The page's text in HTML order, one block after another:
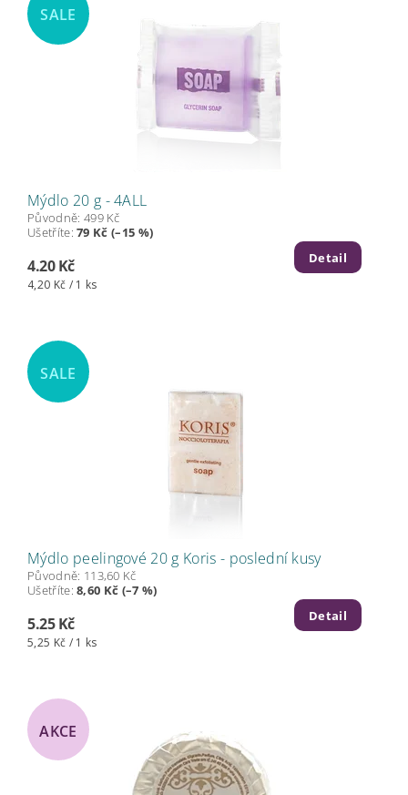
SALE
Mýdlo 20 g - 4ALL
Původně: 499 Kč
Ušetříte:79 Kč (–15 %)
4.20 Kč
4,20 Kč / 1 ks
Detail
SALE
Mýdlo peelingové 20 g Koris - poslední kusy
Původně: 113,60 Kč
Ušetříte:8,60 Kč (–7 %)
5.25 Kč
5,25 Kč / 1 ks
Detail
AKCE